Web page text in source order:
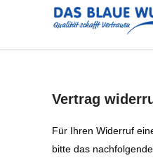
Vertrag
Für Ihren Widerruf
bitte das